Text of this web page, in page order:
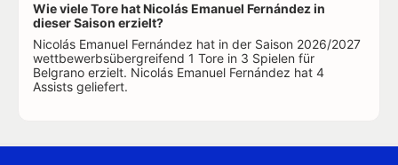
Wie viele Tore hat Nicolás Emanuel Fernández in
dieser Saison erzielt?
Nicolás Emanuel Fernández hat in der Saison 2026/2027
wettbewerbsübergreifend 1 Tore in 3 Spielen für
Belgrano erzielt. Nicolás Emanuel Fernández hat 4
Assists geliefert.